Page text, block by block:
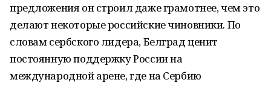
предложения он строил даже грамотнее, чем это
делают некоторые российские чиновники. По
словам сербского лидера, Белград ценит
постоянную поддержку России на
международной арене, где на Сербию